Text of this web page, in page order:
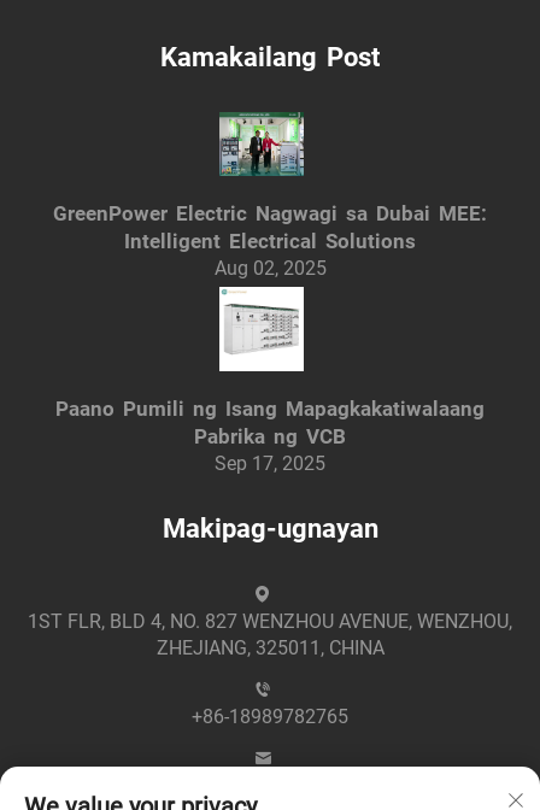
Kamakailang Post
GreenPower Electric Nagwagi sa Dubai MEE:
Intelligent Electrical Solutions
Aug 02, 2025
Paano Pumili ng Isang Mapagkakatiwalaang
Pabrika ng VCB
Sep 17, 2025
Makipag-ugnayan
1ST FLR, BLD 4, NO. 827 WENZHOU AVENUE, WENZHOU,
ZHEJIANG, 325011, CHINA
+86-18989782765